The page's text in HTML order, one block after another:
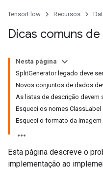
TensorFlow Recursos
Dicas comuns
Nesta página
SplitGenerator legado deve
Novos conjuntos de dados
As listas de descrição devem
Esqueci os nomes ClassLabel
Esqueci o formato da imagem
Esta página descreve o
implementação ao